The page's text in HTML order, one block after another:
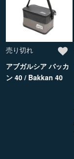
売り切れ
アブガルシア バッカ
ン 40 / Bakkan 40